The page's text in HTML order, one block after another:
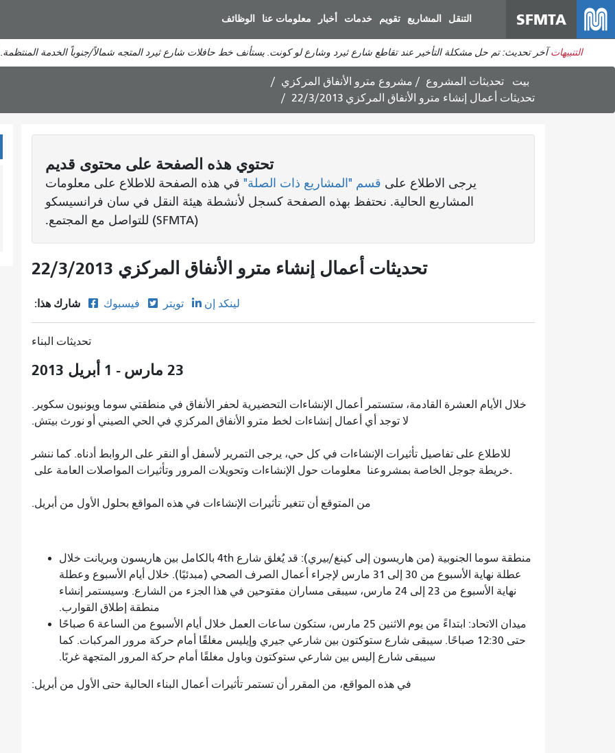
المحتوى
الرئيسي
SFMTA التنقل المشاريع تقويم خدمات أخبار معلومات عنا الوظائف
التنبيهات آخر تحديث: تم حل مشكلة التأخير عند تقاطع شارع ثيرد وشارع لو كونت. يستأنف خط حافلات شارع ثيرد المتجه شمالاً/جنوباً الخدمة المنتظمة.
بيت تحديثات المشروع
مشروع مترو الأنفاق المركزي
تحديثات أعمال إنشاء مترو الأنفاق المركزي 22/3/2013
تحتوي هذه الصفحة على محتوى قديم
يرجى الاطلاع على قسم "المشاريع ذات الصلة"في هذه الصفحة للاطلاع على معلومات
المشاريع الحالية. نحتفظ بهذه الصفحة كسجل لأنشطة هيئة النقل في سان فرانسيسكو
(SFMTA) للتواصل مع المجتمع.
تحديثات أعمال إنشاء مترو الأنفاق المركزي 22/3/2013
شارك هذا: فيسبوك تويتر لينكد إن
تحديثات البناء
23 مارس - 1 أبريل 2013
خلال الأيام العشرة القادمة، ستستمر أعمال الإنشاءات التحضيرية لحفر الأنفاق في منطقتي سوما ويونيون سكوير.
لا توجد أي أعمال إنشاءات لخط مترو الأنفاق المركزي في الحي الصيني أو نورث بيتش.
للاطلاع على تفاصيل تأثيرات الإنشاءات في كل حي، يرجى التمرير لأسفل أو النقر على الروابط أدناه. كما ننشر
معلومات حول الإنشاءات وتحويلات المرور وتأثيرات المواصلات العامة على خريطة جوجل الخاصة بمشروعنا.
من المتوقع أن تتغير تأثيرات الإنشاءات في هذه المواقع بحلول الأول من أبريل.
منطقة سوما الجنوبية (من هاريسون إلى كينغ/بيري): قد يُغلق شارع 4th بالكامل بين هاريسون وبريانت خلال
عطلة نهاية الأسبوع من 30 إلى 31 مارس لإجراء أعمال الصرف الصحي (مبدئيًا). خلال أيام الأسبوع وعطلة
نهاية الأسبوع من 23 إلى 24 مارس، سيبقى مساران مفتوحين في هذا الجزء من الشارع. وسيستمر إنشاء
منطقة إطلاق القوارب.
ميدان الاتحاد: ابتداءً من يوم الاثنين 25 مارس، ستكون ساعات العمل خلال أيام الأسبوع من الساعة 6 صباحًا
حتى 12:30 صباحًا. سيبقى شارع ستوكتون بين شارعي جيري وإيليس مغلقًا أمام حركة مرور المركبات. كما
سيبقى شارع إليس بين شارعي ستوكتون وباول مغلقًا أمام حركة المرور المتجهة غربًا.
في هذه المواقع، من المقرر أن تستمر تأثيرات أعمال البناء الحالية حتى الأول من أبريل: